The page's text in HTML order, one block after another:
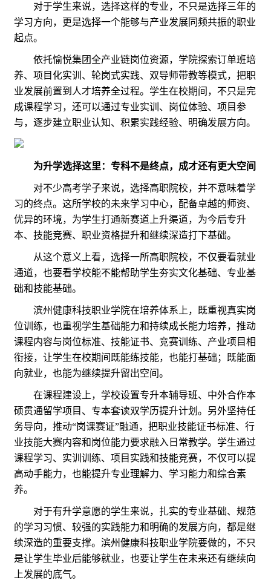
对于学生来说，选择这样的专业，不只是选择三年的
学习方向，更是选择一个能够与产业发展同频共振的职业
起点。
依托愉悦集团全产业链岗位资源，学院探索订单班培
养、项目化实训、轮岗式实践、双导师带教等模式，把职
业发展前置到人才培养全过程。学生在校期间，不只是完
成课程学习，还可以通过专业实训、岗位体验、项目参
与，逐步建立职业认知、积累实践经验、明确发展方向。
为升学选择这里：专科不是终点，成才还有更大空间
对不少高考学子来说，选择高职院校，并不意味着学
习的终点。这所学校的未来学习中心，配备卓越的师资、
优异的环境，为学生打通新赛道上升渠道，为今后专升
本、技能竞赛、职业资格提升和继续深造打下基础。
从这个意义上看，选择一所高职院校，不仅要看就业
通道，也要看学校能不能帮助学生夯实文化基础、专业基
础和技能基础。
滨州健康科技职业学院在培养体系上，既重视真实岗
位训练，也重视学生基础能力和持续成长能力培养，推动
课程内容与岗位标准、技能证书、竞赛训练、产业项目相
衔接，让学生在校期间既能练技能，也能打基础；既能面
向就业，也能为继续提升留出空间。
在课程建设上，学校设置专升本辅导班、中外合作本
硕贯通留学项目、专本套读双学历提升计划。另外坚持任
务导向，推动“岗课赛证”融通，把职业技能证书标准、行
业技能大赛内容和岗位能力要求融入日常教学。学生通过
课程学习、实训训练、项目实践和技能竞赛，不仅可以提
高动手能力，也能提升专业理解力、学习能力和综合素
养。
对于有升学意愿的学生来说，扎实的专业基础、规范
的学习习惯、较强的实践能力和明确的发展方向，都是继
续深造的重要支撑。滨州健康科技职业学院要做的，不只
是让学生毕业后能够就业，也要让学生在未来还有继续向
上发展的底气。